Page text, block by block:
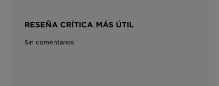
RESEÑA CRÍTICA MÁS ÚTIL
Sin comentarios